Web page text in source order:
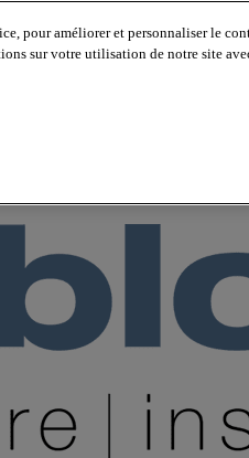
pour améliorer et personnaliser le
sur votre utilisation de notre site